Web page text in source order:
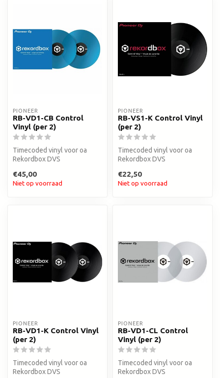
PIONEER
RB-VD1-CB Control
Vinyl (per 2)
Timecoded vinyl voor oa
Rekordbox DVS
€45,00
Niet op voorraad
PIONEER
RB-VS1-K Control Vinyl
(per 2)
Timecoded vinyl voor oa
Rekordbox DVS
€22,50
Niet op voorraad
PIONEER
RB-VD1-K Control Vinyl
(per 2)
Timecoded vinyl voor oa
Rekordbox DVS
PIONEER
RB-VD1-CL Control
Vinyl (per 2)
Timecoded vinyl voor oa
Rekordbox DVS